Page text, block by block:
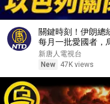
關鍵時刻！伊朗總
每月一批愛國者，
駐成都領館；兒童
【#全球新聞】
新唐人電視台
New
47K views